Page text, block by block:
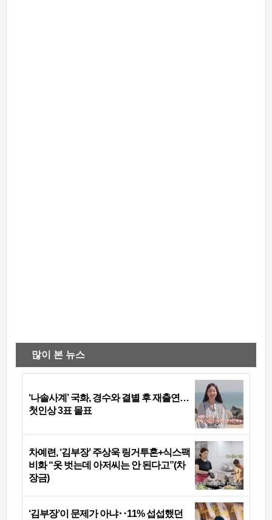
많이 본 뉴스
‘나솔사계’ 국화, 경수와 결별 후 재출연…
첫인상 3표 몰표
차예련, ‘김부장’ 주상욱 링거투혼+식스팩
비화 “옷 벗는데 아저씨는 안 된다고”(차
장금)
‘김부장’이 문제가 아냐‥11% 섭섭했던